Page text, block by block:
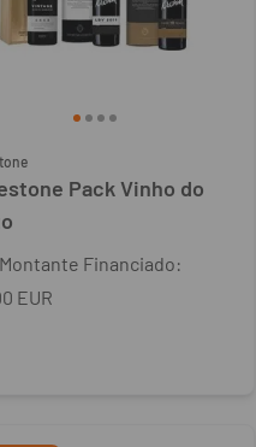
Pack Vinho do
Financiado:
EUR